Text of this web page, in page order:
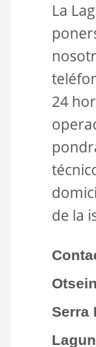
La
24
de la
Serra